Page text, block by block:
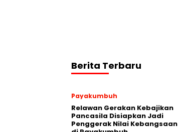
Berita Terbaru
Payakumbuh
Relawan Gerakan Kebajikan
Pancasila Disiapkan Jadi
Penggerak Nilai Kebangsaan